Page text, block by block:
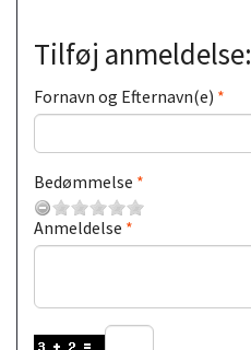
Tilføj anmeldelse:
Fornavn og Efternavn(e)
Bedømmelse
Anmeldelse